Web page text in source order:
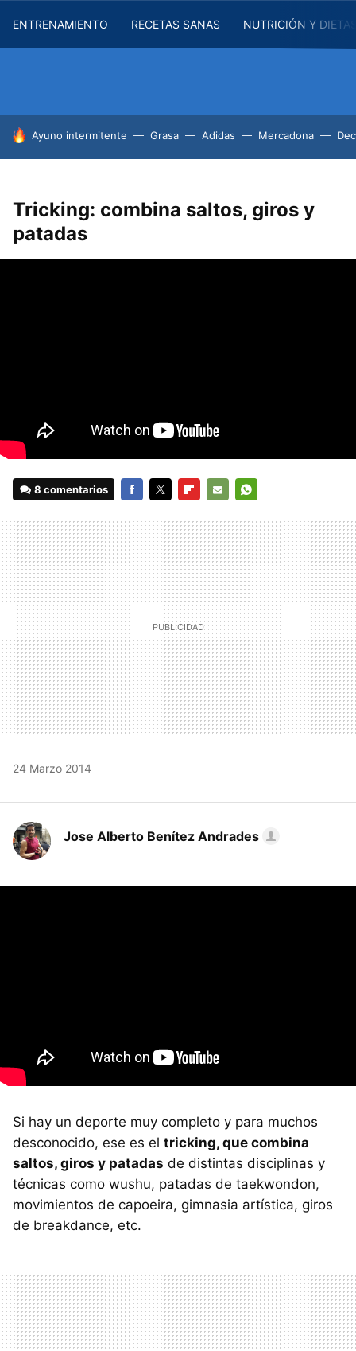
ENTRENAMIENTO RECETAS SANAS NUTRICIÓN Y
HOY SE HABLA DE
Ayuno intermitente Grasa Adidas Mercadona
Tricking: combina saltos, giros y
patadas
8 comentarios
MAIL
24 Marzo 2014
Jose Alberto Benítez Andrades
Si hay un deporte muy completo y para muchos
desconocido, ese es el tricking, que combina
saltos, giros y patadas de distintas disciplinas y
técnicas como wushu, patadas de taekwondon,
movimientos de capoeira, gimnasia artística, giros
de breakdance, etc.